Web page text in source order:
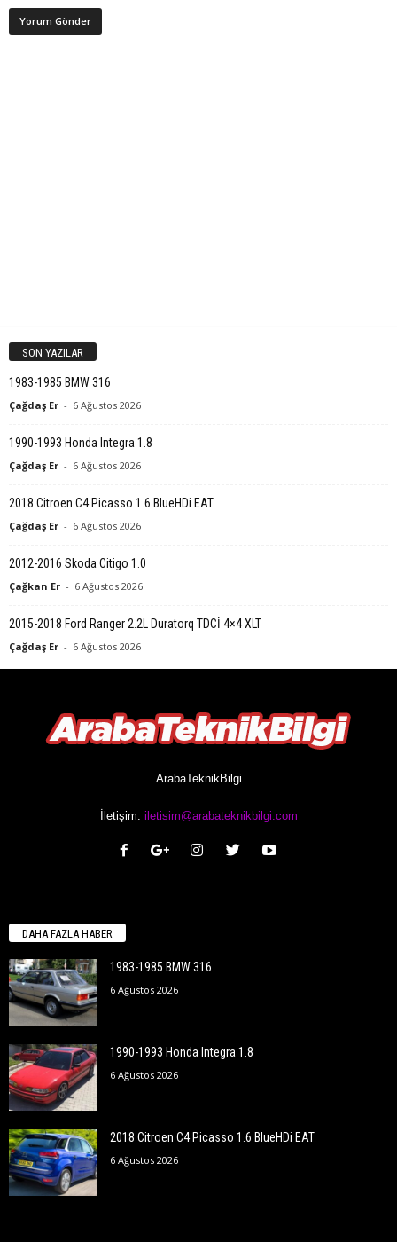
SON YAZILAR
1983-1985 BMW 316
Çağdaş Er - 6 Ağustos 2026
1990-1993 Honda Integra 1.8
Çağdaş Er - 6 Ağustos 2026
2018 Citroen C4 Picasso 1.6 BlueHDi EAT
Çağdaş Er - 6 Ağustos 2026
2012-2016 Skoda Citigo 1.0
Çağkan Er - 6 Ağustos 2026
2015-2018 Ford Ranger 2.2L Duratorq TDCİ 4×4 XLT
Çağdaş Er - 6 Ağustos 2026
ArabaTeknikBilgi
İletişim: iletisim@arabateknikbilgi.com
DAHA FAZLA HABER
1983-1985 BMW 316
6 Ağustos 2026
1990-1993 Honda Integra 1.8
6 Ağustos 2026
2018 Citroen C4 Picasso 1.6 BlueHDi EAT
6 Ağustos 2026